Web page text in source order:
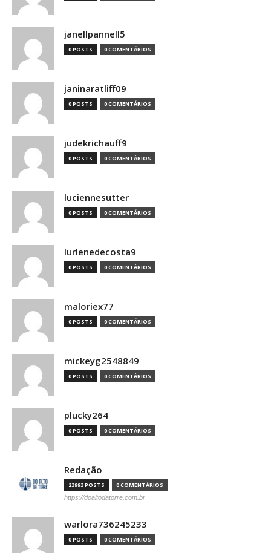
janellpannell5
0 POSTS 0 COMENTÁRIOS
janinaratliff09
0 POSTS 0 COMENTÁRIOS
judekrichauff9
0 POSTS 0 COMENTÁRIOS
luciennesutter
0 POSTS 0 COMENTÁRIOS
lurlenedecosta9
0 POSTS 0 COMENTÁRIOS
maloriex77
0 POSTS 0 COMENTÁRIOS
mickeyg2548849
0 POSTS 0 COMENTÁRIOS
plucky264
0 POSTS 0 COMENTÁRIOS
Redação
23993 POSTS 0 COMENTÁRIOS
https://doaltodatorre.com.br
warlora736245233
0 POSTS 0 COMENTÁRIOS